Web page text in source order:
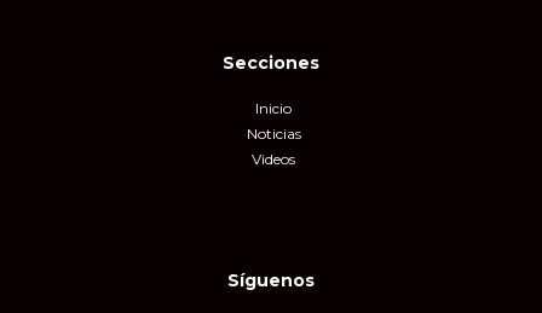
Síguenos
Secciones
Inicio
Noticias
Videos